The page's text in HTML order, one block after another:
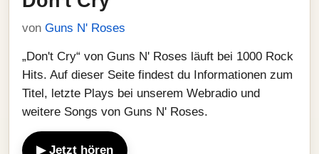
von Guns N' Roses
„Don't Cry“ von Guns N' Roses läuft bei 1000 Rock
Hits. Auf dieser Seite findest du Informationen zum
Titel, letzte Plays bei unserem Webradio und
weitere Songs von Guns N' Roses.
▶ Jetzt hören